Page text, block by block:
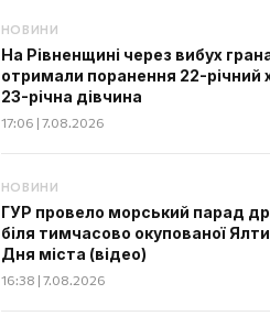
НОВИНИ
На Рівненщині через вибух
отримали поранення 22-річний
23-річна дівчина
17:06 | 7.08.2026
НОВИНИ
ГУР провело морський парад
біля тимчасово окупованої
Дня міста (відео)
16:38 | 7.08.2026